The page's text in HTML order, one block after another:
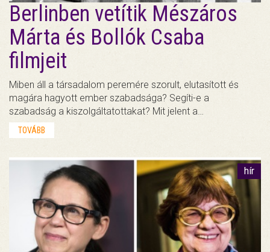
Berlinben vetítik Mészáros
Márta és Bollók Csaba
filmjeit
Miben áll a társadalom peremére szorult, elutasított és
magára hagyott ember szabadsága? Segíti-e a
szabadság a kiszolgáltatottakat? Mit jelent a…
TOVÁBB
hír